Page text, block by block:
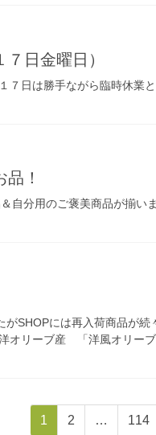
７日金曜日）
７日は勝手ながら臨時休業
品！
自分用のご褒美商品が揃い
がSHOPには再入荷商品が
オリーブ産 「洋風オリー
固
1
固
2 …
固
114